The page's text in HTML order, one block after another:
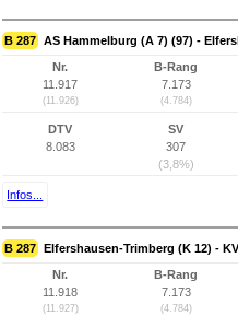
B 287 AS Hammelburg (A 7) (97) -
Nr.
11.917
(11.926)
B-Rang
7.173
(4.784)
DTV
8.083
SV
307
(3,8%)
Infos...
B 287 Elfershausen-Trimberg (K 12) -
Nr.
11.918
(11.927)
B-Rang
7.173
(4.784)